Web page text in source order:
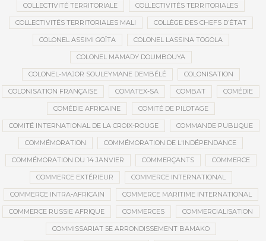
COLLECTIVITÉ TERRITORIALE COLLECTIVITÉS TERRITORIALES
COLLECTIVITÉS TERRITORIALES MALI COLLÈGE DES CHEFS D’ÉTAT
COLONEL ASSIMI GOÏTA COLONEL LASSINA TOGOLA
COLONEL MAMADY DOUMBOUYA
COLONEL-MAJOR SOULEYMANE DEMBÉLÉ COLONISATION
COLONISATION FRANÇAISE COMATEX-SA COMBAT COMÉDIE
COMÉDIE AFRICAINE COMITÉ DE PILOTAGE
COMITÉ INTERNATIONAL DE LA CROIX-ROUGE COMMANDE PUBLIQUE
COMMÉMORATION COMMÉMORATION DE L'INDÉPENDANCE
COMMÉMORATION DU 14 JANVIER COMMERÇANTS COMMERCE
COMMERCE EXTÉRIEUR COMMERCE INTERNATIONAL
COMMERCE INTRA-AFRICAIN COMMERCE MARITIME INTERNATIONAL
COMMERCE RUSSIE AFRIQUE COMMERCES COMMERCIALISATION
COMMISSARIAT 5E ARRONDISSEMENT BAMAKO